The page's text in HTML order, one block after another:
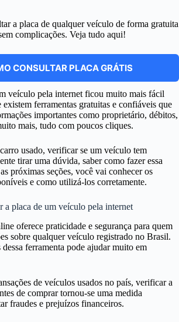
a placa de qualquer veículo de forma gratuita
complicações. Veja tudo aqui!
CONSULTAR PLACA GRÁTIS
veículo pela internet ficou muito mais fácil
ferramentas gratuitas e confiáveis que
importantes como proprietário, débitos,
mais, tudo com poucos cliques.
usado, verificar se um veículo tem
tirar uma dúvida, saber como fazer essa
próximas seções, você vai conhecer os
e como utilizá-los corretamente.
a placa de um veículo pela internet
oferece praticidade e segurança para quem
sobre qualquer veículo registrado no Brasil.
ferramenta pode ajudar muito em
de veículos usados no país, verificar a
de comprar tornou-se uma medida
fraudes e prejuízos financeiros.